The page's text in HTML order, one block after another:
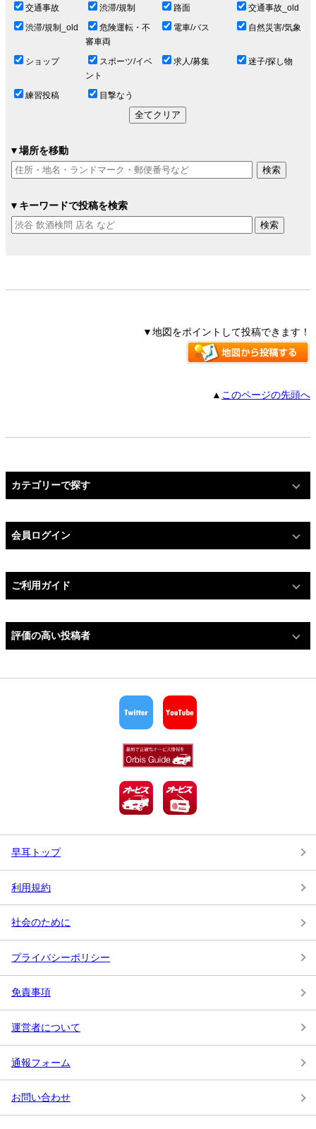
交通事故
渋滞/規制 路面
交通事故_old
渋滞/規制_old
危険運転・不
審車両
電車/バス 自然災害/気象
ショップ
スポーツ/イベ
ント
求人/募集 迷子/探し物
練習投稿 目撃なう
▼場所を移動
▼キーワードで投稿を検索
▼地図をポイントして投稿できます！
▲ このページの先頭へ
カテゴリーで探す
会員ログイン
ご利用ガイド
評価の高い投稿者
早耳トップ
利用規約
社会のために
プライバシーポリシー
免責事項
運営者について
通報フォーム
お問い合わせ